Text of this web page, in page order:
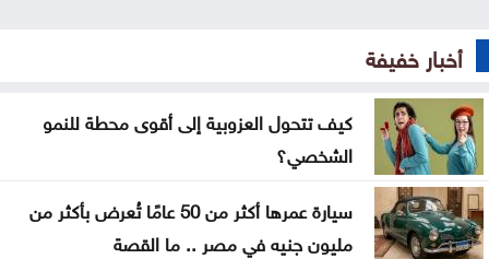
مضيق البوسفور
الأردن يدين التفجير الإرهابي الذي استهدف حافلة في
جرمانا بريف دمشق
غوتيريش يدعو روسيا وأوكرانيا إلى تجنب استهداف
المدنيين
أخبار خفيفة
كيف تتحول العزوبية إلى أقوى محطة للنمو
الشخصي؟
سيارة عمرها أكثر من 50 عامًا تُعرض بأكثر من
مليون جنيه في مصر .. ما القصة